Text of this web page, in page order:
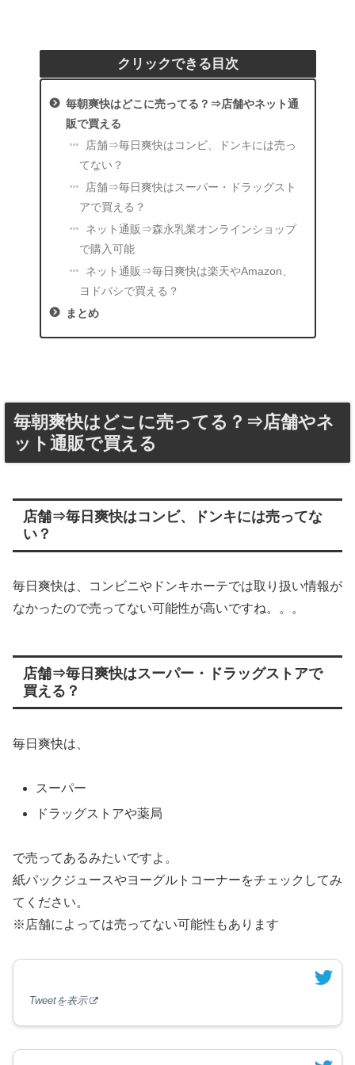
クリックできる目次
毎朝爽快はどこに売ってる？⇒店舗やネット通
販で買える
店舗⇒毎日爽快はコンビ、ドンキには売っ
てない？
店舗⇒毎日爽快はスーパー・ドラッグスト
アで買える？
ネット通販⇒森永乳業オンラインショップ
で購入可能
ネット通販⇒毎日爽快は楽天やAmazon、
ヨドバシで買える？
まとめ
毎朝爽快はどこに売ってる？⇒店舗やネ
ット通販で買える
店舗⇒毎日爽快はコンビ、ドンキには売ってな
い？
毎日爽快は、コンビニやドンキホーテでは取り扱い情報が
なかったので売ってない可能性が高いですね。。。
店舗⇒毎日爽快はスーパー・ドラッグストアで
買える？
毎日爽快は、
スーパー
ドラッグストアや薬局
で売ってあるみたいですよ。
紙パックジュースやヨーグルトコーナーをチェックしてみ
てください。
※店舗によっては売ってない可能性もあります
Tweetを表示